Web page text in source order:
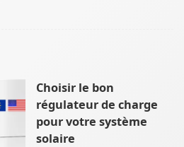
Choisir le bon
régulateur de charge
pour votre système
solaire